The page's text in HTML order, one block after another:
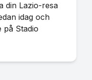
din Lazio-resa
idag och
på Stadio